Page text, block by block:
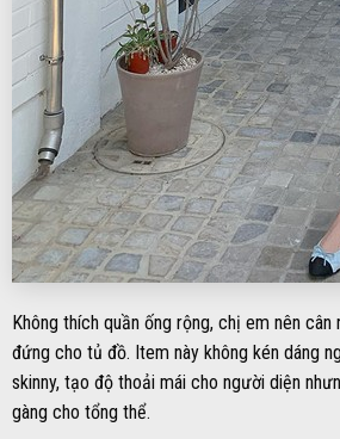
Không thích quần ống rộng, chị em nên cân
đứng cho tủ đồ. Item này không kén dáng
skinny, tạo độ thoải mái cho người diện
gàng cho tổng thể.